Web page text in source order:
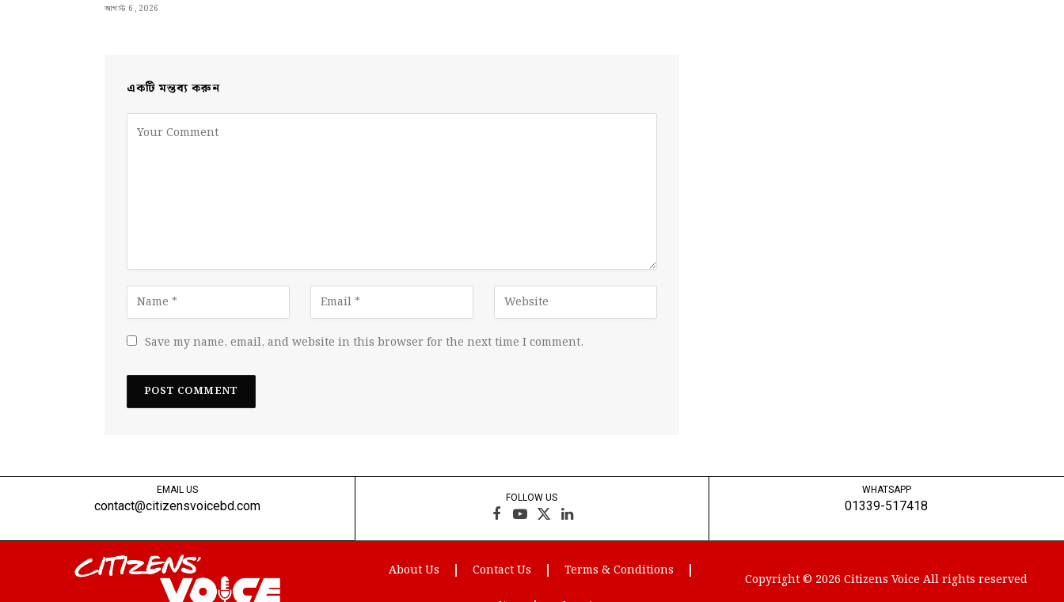
আগস্ট 6, 2026
একটি মন্তব্য করুন
Save my name, email, and website in this browser for the next time I comment.
EMAIL US
contact@citizensvoicebd.com
FOLLOW US
Facebook
YouTube
X
(Twitter)
LinkedIn
About Us Contact Us Terms & Conditions
WHATSAPP
01339-517418
Copyright © 2026 Citizens Voice All rights reserved